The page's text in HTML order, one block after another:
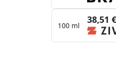
100 ml
38,51